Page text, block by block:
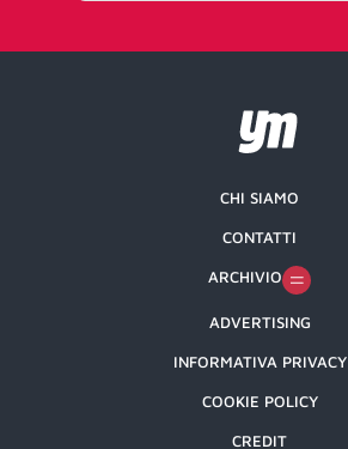
CHI SIAMO
CONTATTI
ARCHIVIO
ADVERTISING
INFORMATIVA PRIVACY
COOKIE POLICY
CREDIT